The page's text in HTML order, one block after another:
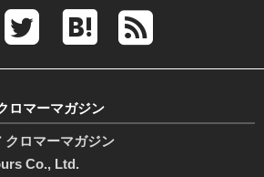
ロマーマガジン
クロマーマガジン
Co., Ltd.